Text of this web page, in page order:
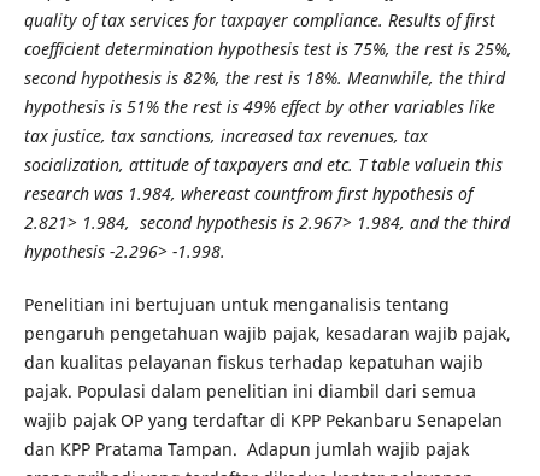
quality of tax services for taxpayer compliance. Results of first
coefficient determination hypothesis test is 75%, the rest is 25%,
second hypothesis is 82%, the rest is 18%. Meanwhile, the third
hypothesis is 51% the rest is 49% effect by other variables like
tax justice, tax sanctions, increased tax revenues, tax
socialization, attitude of taxpayers and etc. T table valuein this
research was 1.984, whereast countfrom first hypothesis of
2.821> 1.984, second hypothesis is 2.967> 1.984, and the third
hypothesis -2.296> -1.998.
Penelitian ini bertujuan untuk menganalisis tentang
pengaruh pengetahuan wajib pajak, kesadaran wajib pajak,
dan kualitas pelayanan fiskus terhadap kepatuhan wajib
pajak. Populasi dalam penelitian ini diambil dari semua
wajib pajak OP yang terdaftar di KPP Pekanbaru Senapelan
dan KPP Pratama Tampan. Adapun jumlah wajib pajak